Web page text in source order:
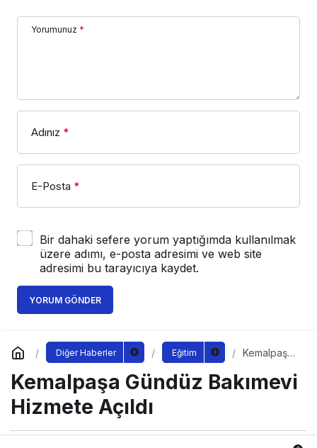
Yorumunuz *
Adınız *
E-Posta *
Bir dahaki sefere yorum yaptığımda kullanılmak
üzere adımı, e-posta adresimi ve web site
adresimi bu tarayıcıya kaydet.
YORUM GÖNDER
Diğer Haberler Eğitim
Kemalpaşa
Bakımevi
Hizmete
Kemalpaşa Gündüz Bakımevi
Hizmete Açıldı